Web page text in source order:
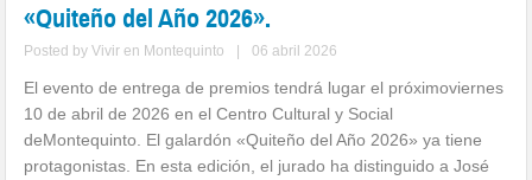
«Quiteño del Año 2026».
Posted byVivir en Montequinto 06 abril 2026
El evento de entrega de premios tendrá lugar el próximoviernes
10 de abril de 2026 en el Centro Cultural y Social
deMontequinto. El galardón «Quiteño del Año 2026» ya tiene
protagonistas. En esta edición, el jurado ha distinguido a José